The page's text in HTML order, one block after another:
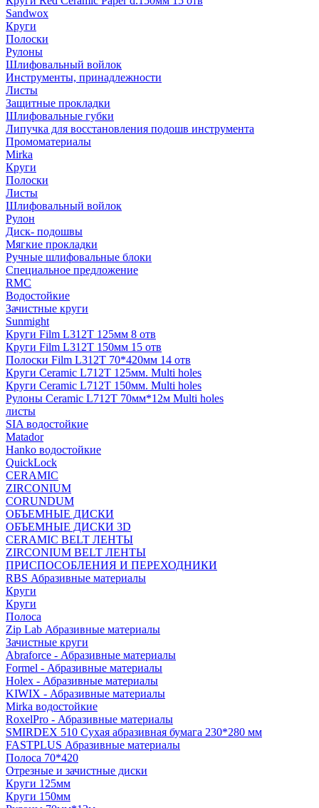
Sandwox
Круги
Полоски
Рулоны
Шлифовальный войлок
Инструменты, принадлежности
Листы
Защитные прокладки
Шлифовальные губки
Липучка для восстановления подошв инструмента
Промоматериалы
Mirka
Круги
Полоски
Листы
Шлифовальный войлок
Рулон
Диск- подошвы
Мягкие прокладки
Ручные шлифовальные блоки
Специальное предложение
RMC
Водостойкие
Зачистные круги
Sunmight
Круги Film L312T 125мм 8 отв
Круги Film L312T 150мм 15 отв
Полоски Film L312T 70*420мм 14 отв
Круги Ceramic L712T 125мм. Multi holes
Круги Ceramic L712T 150мм. Multi holes
Рулоны Ceramic L712T 70мм*12м Multi holes
листы
SIA водостойкие
Matador
Hanko водостойкие
QuickLock
CERAMIC
ZIRCONIUM
СORUNDUM
ОБЪЕМНЫЕ ДИСКИ
ОБЪЕМНЫЕ ДИСКИ 3D
CERAMIC BELT ЛЕНТЫ
ZIRCONIUM BELT ЛЕНТЫ
ПРИСПОСОБЛЕНИЯ И ПЕРЕХОДНИКИ
RBS Абразивные материалы
Круги
Круги
Полоса
Zip Lab Абразивные материалы
Зачистные круги
Abraforce - Абразивные материалы
Formel - Абразивные материалы
Holex - Абразивные материалы
KIWIX - Абразивные материалы
Mirka водостойкие
RoxelPro - Абразивные материалы
SMIRDEX 510 Сухая абразивная бумага 230*280 мм
FASTPLUS Абразивные материалы
Полоса 70*420
Отрезные и зачистные диски
Круги 125мм
Круги 150мм